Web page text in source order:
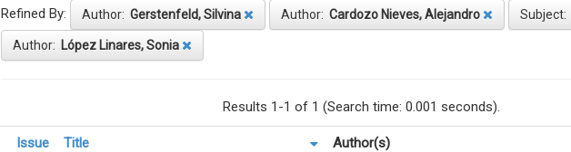
Refined By: Author: Gerstenfeld, Silvina Author: Cardozo Nieves, Alejandro Subject:
Author: López Linares, Sonia
Results 1-1 of 1 (Search time: 0.001 seconds).
Issue
Title Author(s)